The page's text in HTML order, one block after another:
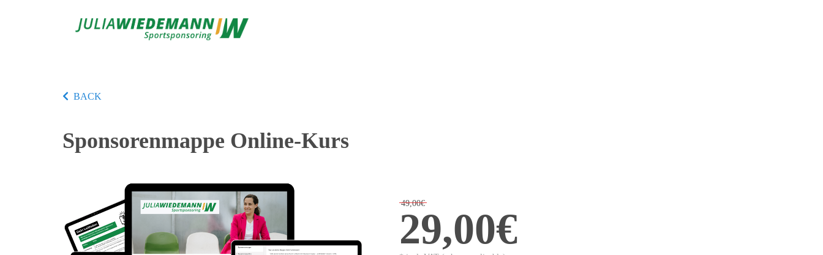
BACK
Sponsorenmappe Online-Kurs
49,00€
29,00€